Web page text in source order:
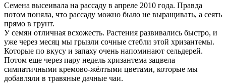
Семена высеивала на рассаду в апреле 2010 года. Правда
потом поняла, что рассаду можно было не выращивать, а сеять
прямо в грунт.
У семян отличная всхожесть. Растения развивались быстро, и
уже через месяц мы грызли сочные стебли этой хризантемы.
Которые по вкусу и запаху очень напоминают сельдерей.
Потом еще через пару недель хризантема зацвела
симпатичными кремово-жёлтыми цветами, которые мы
добавляли в травяные дачные чаи.